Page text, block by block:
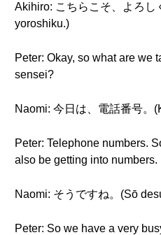
Akihiro: こちらこそ、よろし
yoroshiku.)
Peter: Okay, so what are we
sensei?
Naomi: 今日は、電話番号。
Peter: Telephone numbers.
also be getting into numbers.
Naomi: そうですね。(Sō
Peter: So we have a very